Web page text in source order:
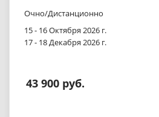
Очно/Дистанционно
15 - 16 Октября 2026 г.
17 - 18 Декабря 2026 г.
43 900 руб.